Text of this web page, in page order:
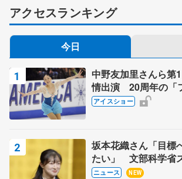
アクセスランキング
今日
中野友加里さんら第
情出演 20周年の「
ス」 宮本賢二さん
アイスショー
坂本花織さん「目標
たい」 文部科学省
代表謝辞
ニュース NEW